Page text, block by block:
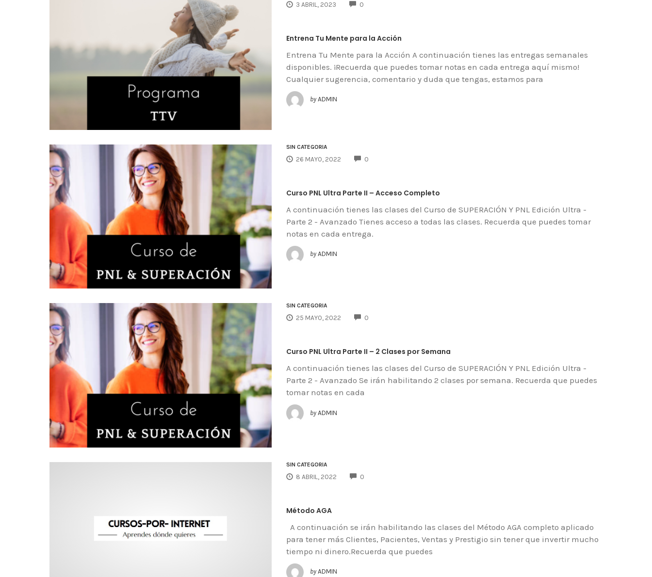
3 ABRIL, 2023 0
Entrena Tu Mente para la Acción
Entrena Tu Mente para la Acción A continuación tienes las entregas semanales
disponibles. ¡Recuerda que puedes tomar notas en cada entrega aquí mismo!
Cualquier sugerencia, comentario y duda que tengas, estamos para
by ADMIN
SIN CATEGORÍA
26 MAYO, 2022 0
Curso PNL Ultra Parte II – Acceso Completo
A continuación tienes las clases del Curso de SUPERACIÓN Y PNL Edición Ultra -
Parte 2 - Avanzado Tienes acceso a todas las clases. Recuerda que puedes tomar
notas en cada entrega.
by ADMIN
SIN CATEGORÍA
25 MAYO, 2022 0
Curso PNL Ultra Parte II – 2 Clases por Semana
A continuación tienes las clases del Curso de SUPERACIÓN Y PNL Edición Ultra -
Parte 2 - Avanzado Se irán habilitando 2 clases por semana. Recuerda que puedes
tomar notas en cada
by ADMIN
SIN CATEGORÍA
8 ABRIL, 2022 0
Método AGA
A continuación se irán habilitando las clases del Método AGA completo aplicado
para tener más Clientes, Pacientes, Ventas y Prestigio sin tener que invertir mucho
tiempo ni dinero.Recuerda que puedes
by ADMIN